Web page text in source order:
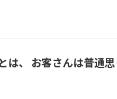
は、 お客さんは普通思